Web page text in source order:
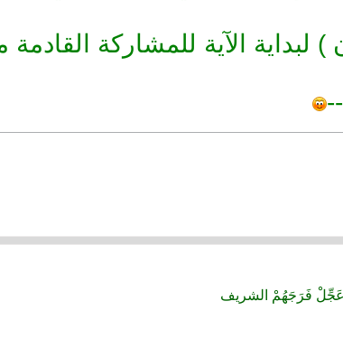
) لبداية الآية للمشاركة
فَرَجَهُمْ الشريف